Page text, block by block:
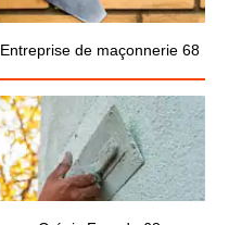
Entreprise de maçonnerie 68